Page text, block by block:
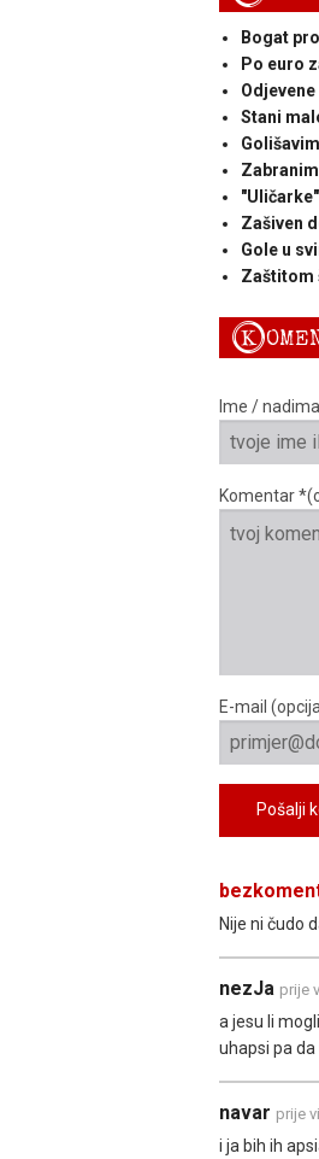
Bogat
Po euro
Stani
Zašiven
Gole u
Zaštitom
K
Ime /
Komentar
E-mail
Pošalji
Nije ni čudo
nezJa prije
a jesu li
uhapsi pa
navar prije
i ja bih ih